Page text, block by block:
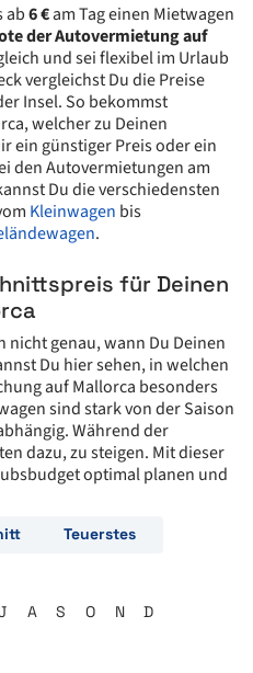
ab6 €am Tag einen Mietwagen
der Autovermietung auf
und sei flexibel im Urlaub
vergleichst Du die Preise
Insel. So bekommst
welcher zu Deinen
ein günstiger Preis oder ein
den Autovermietungen am
Du die verschiedensten
Kleinwagen bis
.
für Deinen
genau, wann Du Deinen
Du hier sehen, in welchen
auf Mallorca besonders
sind stark von der Saison
Während der
dazu, zu steigen. Mit dieser
optimal planen und
Teuerstes
A S O N D